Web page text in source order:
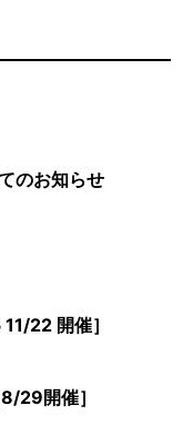
のお知らせ
22 開催］
29開催］